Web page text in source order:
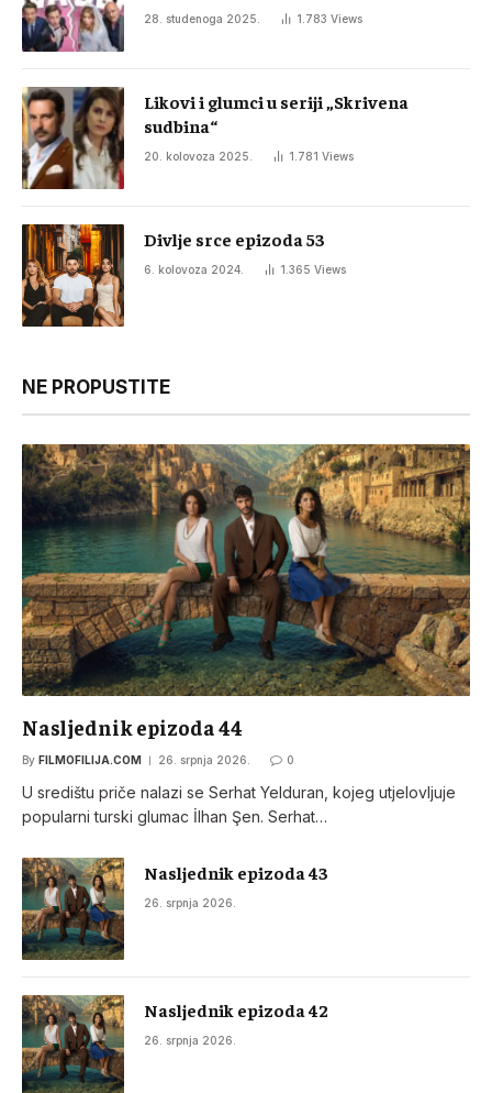
28. studenoga 2025. 1.783 Views
Likovi i glumci u seriji „Skrivena
sudbina“
20. kolovoza 2025. 1.781 Views
Divlje srce epizoda 53
6. kolovoza 2024. 1.365 Views
NE PROPUSTITE
Nasljednik epizoda 44
By FILMOFILIJA.COM 26. srpnja 2026. 0
U središtu priče nalazi se Serhat Yelduran, kojeg utjelovljuje
popularni turski glumac İlhan Şen. Serhat…
Nasljednik epizoda 43
26. srpnja 2026.
Nasljednik epizoda 42
26. srpnja 2026.